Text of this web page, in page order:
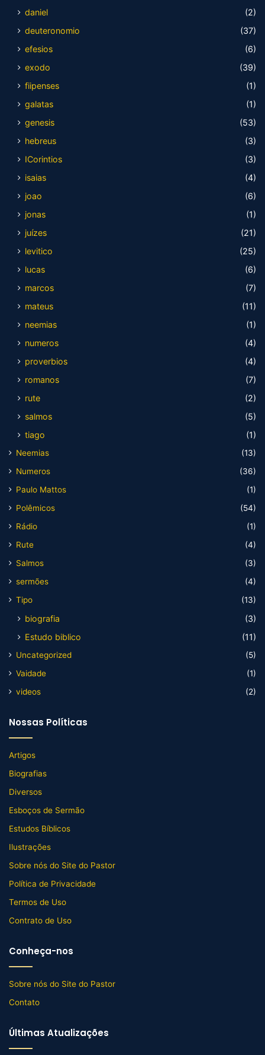
daniel
(2)
deuteronomio
(37)
efesios
(6)
exodo
(39)
fiipenses
(1)
galatas
(1)
genesis
(53)
hebreus
(3)
ICorintios
(3)
isaias
(4)
joao
(6)
jonas
(1)
juízes
(21)
levitico
(25)
lucas
(6)
marcos
(7)
mateus
(11)
neemias
(1)
numeros
(4)
proverbios
(4)
romanos
(7)
rute
(2)
salmos
(5)
tiago
(1)
Neemias
(13)
Numeros
(36)
Paulo Mattos
(1)
Polêmicos
(54)
Rádio
(1)
Rute
(4)
Salmos
(3)
sermões
(4)
Tipo
(13)
biografia
(3)
Estudo biblico
(11)
Uncategorized
(5)
Vaidade
(1)
videos
(2)
Nossas Políticas
Artigos
Biografias
Diversos
Esboços de Sermão
Estudos Bíblicos
Ilustrações
Sobre nós do Site do Pastor
Política de Privacidade
Termos de Uso
Contrato de Uso
Conheça-nos
Sobre nós do Site do Pastor
Contato
Últimas Atualizações